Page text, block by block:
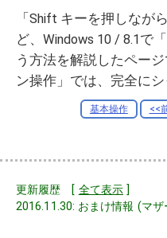
「Shift キーを押しなが
ど、Windows 10 / 8.1で
う方法を解説したペー
ン操作」では、完全に
基本操作 <<
更新履歴 [ 全て表示]
2016.11.30: おまけ情報 (マ